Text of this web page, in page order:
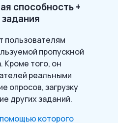
способность +
пользователям
пропускной
Кроме того, он
реальными
опросов, загрузку
других заданий.
помощью которого